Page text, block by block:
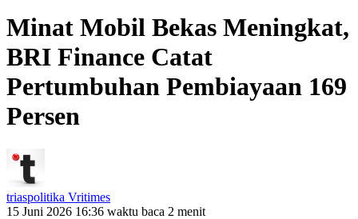
Minat Mobil Bekas Meningkat,
BRI Finance Catat
Pertumbuhan Pembiayaan 169
Persen
triaspolitika Vritimes
15 Juni 2026 16:36 waktu baca 2 menit